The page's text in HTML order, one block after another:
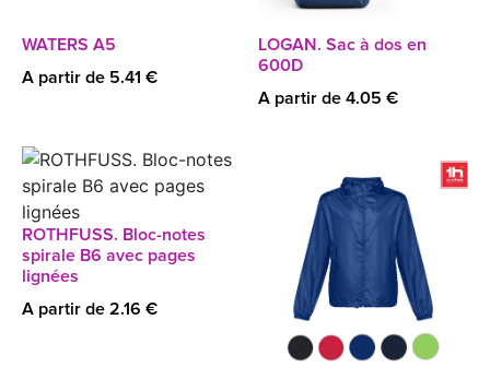
WATERS A5
A partir de 5.41 €
LOGAN. Sac à dos en
600D
A partir de 4.05 €
ROTHFUSS. Bloc-notes
spirale B6 avec pages
lignées
A partir de 2.16 €